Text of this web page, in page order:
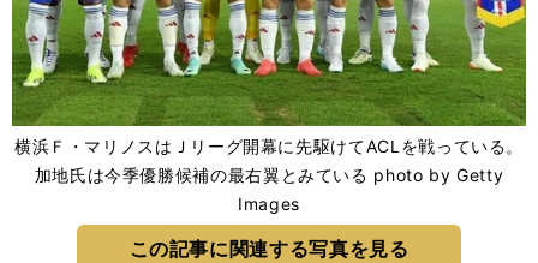
横浜Ｆ・マリノスはＪリーグ開幕に先駆けてACLを戦っている。
加地氏は今季優勝候補の最右翼とみている photo by Getty
Images
この記事に関連する写真を見る